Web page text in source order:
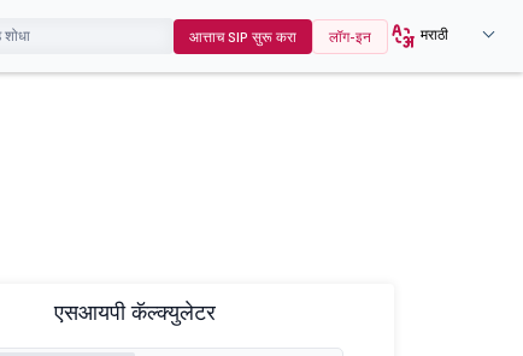
आत्ताच SIP सुरू करा लॉग-इन मराठी
एसआयपी कॅल्क्युलेटर